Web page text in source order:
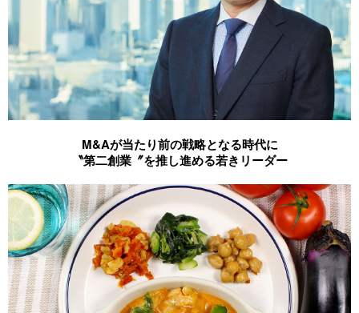
M&Aが当たり前の戦略となる時代に
〝第二創業〞を推し進める若きリーダー